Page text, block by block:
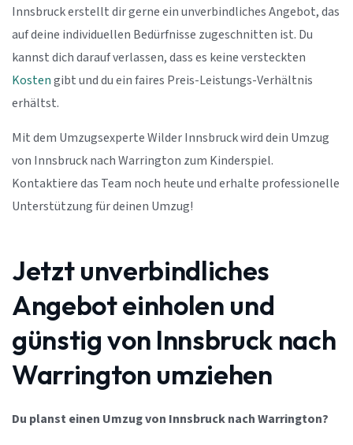
Innsbruck erstellt dir gerne ein unverbindliches Angebot, das
auf deine individuellen Bedürfnisse zugeschnitten ist. Du
kannst dich darauf verlassen, dass es keine versteckten
Kostengibt und du ein faires Preis-Leistungs-Verhältnis
erhältst.
Mit dem Umzugsexperte Wilder Innsbruck wird dein Umzug
von Innsbruck nach Warrington zum Kinderspiel.
Kontaktiere das Team noch heute und erhalte professionelle
Unterstützung für deinen Umzug!
Jetzt unverbindliches
Angebot einholen und
günstig von Innsbruck nach
Warrington umziehen
Du planst einen Umzug von Innsbruck nach Warrington?